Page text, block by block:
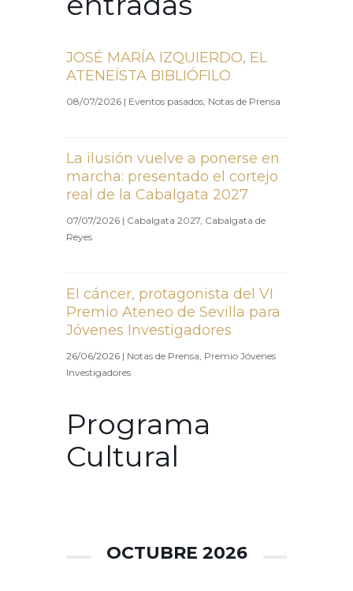
JOSÉ MARÍA IZQUIERDO, EL
ATENEÍSTA BIBLIÓFILO
08/07/2026 | Eventos pasados, Notas de Prensa
La ilusión vuelve a ponerse en
marcha: presentado el cortejo
real de la Cabalgata 2027
07/07/2026 | Cabalgata 2027, Cabalgata de
Reyes
El cáncer, protagonista del VI
Premio Ateneo de Sevilla para
Jóvenes Investigadores
26/06/2026 | Notas de Prensa, Premio Jóvenes
Investigadores
Programa
Cultural
OCTUBRE 2026